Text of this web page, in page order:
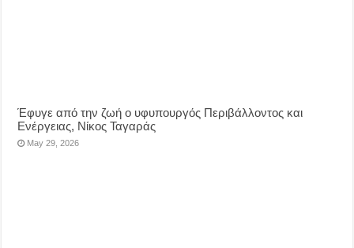
Έφυγε από την ζωή ο υφυπουργός Περιβάλλοντος και
Ενέργειας, Νίκος Ταγαράς
May 29, 2026